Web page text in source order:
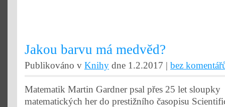
Jakou barvu má medvěd?
Publikováno v Knihy dne 1.2.2017 | bez
Matematik Martin Gardner psal přes 25 let sloupky
matematických her do prestižního časopisu